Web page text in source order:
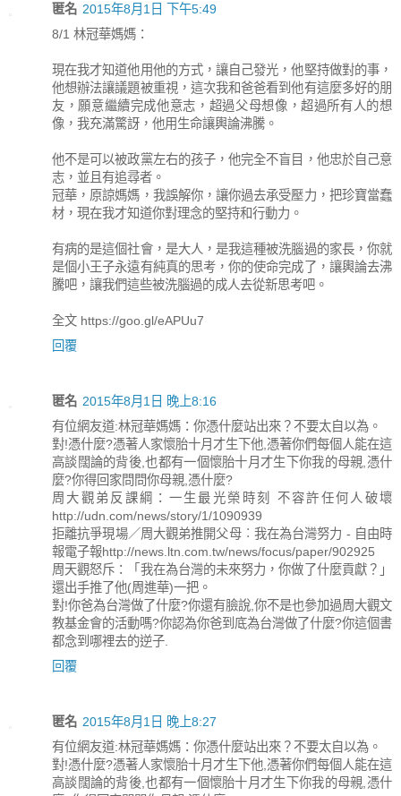
匿名 2015年8月1日 下午5:49
8/1 林冠華媽媽：
現在我才知道他用他的方式，讓自己發光，他堅持做對的事，
他想辦法讓議題被重視，這次我和爸爸看到他有這麼多好的朋
友，願意繼續完成他意志，超過父母想像，超過所有人的想
像，我充滿驚訝，他用生命讓輿論沸騰。
他不是可以被政黨左右的孩子，他完全不盲目，他忠於自己意
志，並且有追尋者。
冠華，原諒媽媽，我誤解你，讓你過去承受壓力，把珍寶當蠢
材，現在我才知道你對理念的堅持和行動力。
有病的是這個社會，是大人，是我這種被洗腦過的家長，你就
是個小王子永遠有純真的思考，你的使命完成了，讓輿論去沸
騰吧，讓我們這些被洗腦過的成人去從新思考吧。
全文 https://goo.gl/eAPUu7
回覆
匿名 2015年8月1日 晚上8:16
有位網友道:林冠華媽媽：你憑什麼站出來？不要太自以為。
對!憑什麼?憑著人家懷胎十月才生下他,憑著你們每個人能在這
高談闊論的背後,也都有一個懷胎十月才生下你我的母親,憑什
麼?你得回家問問你母親,憑什麼?
周大觀弟反課綱：一生最光榮時刻 不容許任何人破壞
http://udn.com/news/story/1/1090939
拒離抗爭現場／周大觀弟推開父母︰我在為台灣努力 - 自由時
報電子報http://news.ltn.com.tw/news/focus/paper/902925
周天觀怒斥：「我在為台灣的未來努力，你做了什麼貢獻？」
還出手推了他(周進華)一把。
對!你爸為台灣做了什麼?你還有臉說,你不是也參加過周大觀文
教基金會的活動嗎?你認為你爸到底為台灣做了什麼?你這個書
都念到哪裡去的逆子.
回覆
匿名 2015年8月1日 晚上8:27
有位網友道:林冠華媽媽：你憑什麼站出來？不要太自以為。
對!憑什麼?憑著人家懷胎十月才生下他,憑著你們每個人能在這
高談闊論的背後,也都有一個懷胎十月才生下你我的母親,憑什